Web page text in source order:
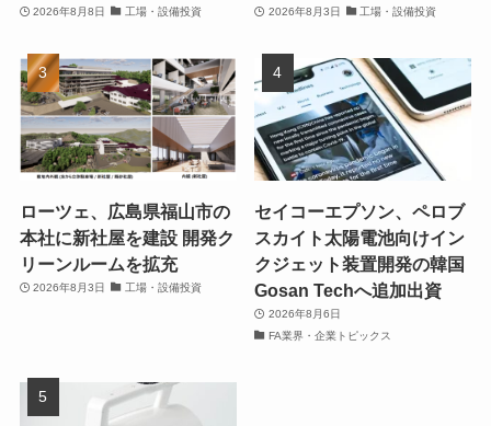
2026年8月8日 工場・設備投資 2026年8月3日 工場・設備投資
ローツェ、広島県福山市の
本社に新社屋を建設 開発ク
リーンルームを拡充
2026年8月3日 工場・設備投資
セイコーエプソン、ペロブ
スカイト太陽電池向けイン
クジェット装置開発の韓国
Gosan Techへ追加出資
2026年8月6日
FA業界・企業トピックス